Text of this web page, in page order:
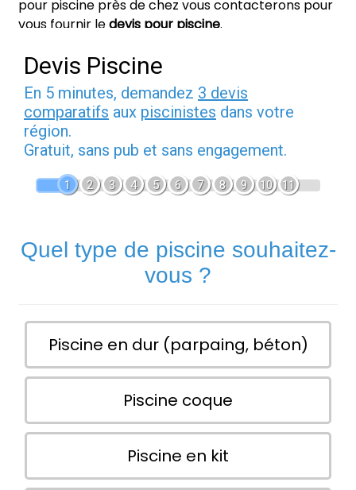
pour piscine près de chez vous contacterons pour
vous fournir ledevis pour piscine.
Devis Piscine
En 5 minutes, demandez 3 devis
comparatifs aux piscinistes dans votre
région.
Gratuit, sans pub et sans engagement.
1 2 3 4 5 6 7 8 9 10 11
Quel type de piscine souhaitez-
vous ?
Piscine en dur (parpaing, béton)
Piscine coque
Piscine en kit